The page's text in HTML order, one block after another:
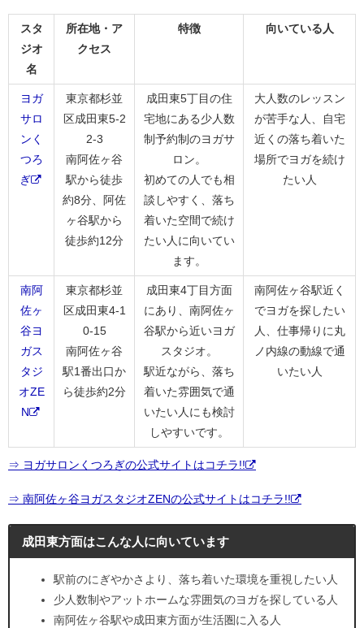
スタ
ジオ
名
所在地・ア
クセス
特徴 向いている人
ヨガ
サロ
ンく
つろ
ぎ
東京都杉並
区成田東5-2
2-3
南阿佐ヶ谷
駅から徒歩
約8分、阿佐
ヶ谷駅から
徒歩約12分
成田東5丁目の住
宅地にある少人数
制予約制のヨガサ
ロン。
初めての人でも相
談しやすく、落ち
着いた空間で続け
たい人に向いてい
ます。
大人数のレッスン
が苦手な人、自宅
近くの落ち着いた
場所でヨガを続け
たい人
南阿
佐ヶ
谷ヨ
ガス
タジ
オZE
N
東京都杉並
区成田東4-1
0-15
南阿佐ヶ谷
駅1番出口か
ら徒歩約2分
成田東4丁目方面
にあり、南阿佐ヶ
谷駅から近いヨガ
スタジオ。
駅近ながら、落ち
着いた雰囲気で通
いたい人にも検討
しやすいです。
南阿佐ヶ谷駅近く
でヨガを探したい
人、仕事帰りに丸
ノ内線の動線で通
いたい人
⇒ ヨガサロンくつろぎの公式サイトはコチラ!!
⇒ 南阿佐ヶ谷ヨガスタジオZENの公式サイトはコチラ!!
成田東方面はこんな人に向いています
駅前のにぎやかさより、落ち着いた環境を重視したい人
少人数制やアットホームな雰囲気のヨガを探している人
南阿佐ヶ谷駅や成田東方面が生活圏に入る人